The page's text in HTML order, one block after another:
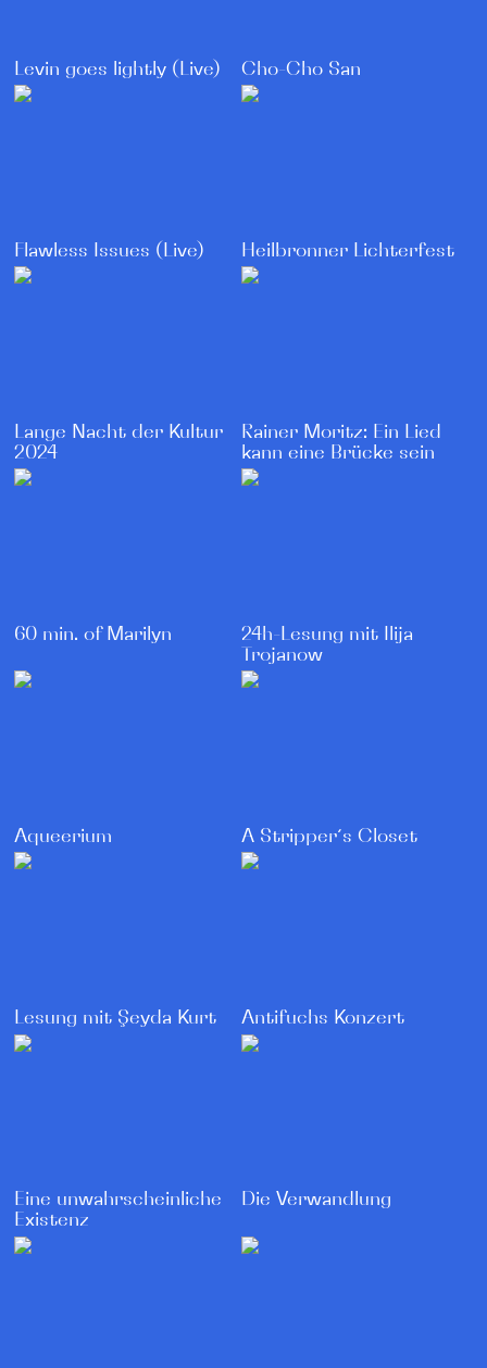
Levin goes lightly (Live) Cho-Cho San
Flawless Issues (Live) Heilbronner Lichterfest
Lange Nacht der Kultur
2024
Rainer Moritz: Ein Lied
kann eine Brücke sein
60 min. of Marilyn
24h-Lesung mit Ilija
Trojanow
Aqueerium A Stripper´s Closet
Lesung mit Şeyda Kurt Antifuchs Konzert
Eine unwahrscheinliche
Existenz
Die Verwandlung